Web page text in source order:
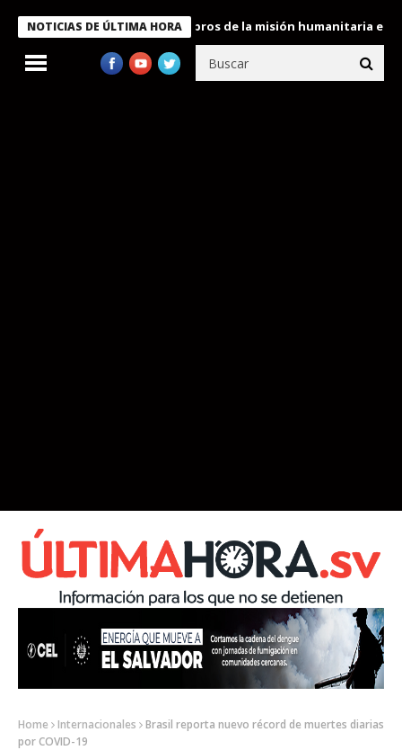
NOTICIAS DE ÚLTIMA HORA
Bukele condecora a miembros de la misión humanitaria enviada
Home Internacionales
Brasil reporta nuevo récord de muertes diarias
por COVID-19